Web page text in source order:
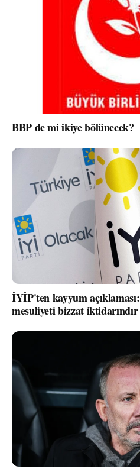
BBP de mi ikiye bölünecek?
İYİP'ten kayyum
mesuliyeti bizzat iktidarındır